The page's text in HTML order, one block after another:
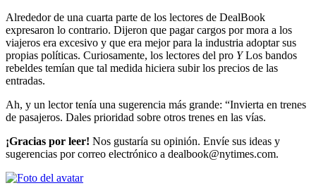
Alrededor de una cuarta parte de los lectores de DealBook
expresaron lo contrario. Dijeron que pagar cargos por mora a los
viajeros era excesivo y que era mejor para la industria adoptar sus
propias políticas. Curiosamente, los lectores del pro YLos bandos
rebeldes temían que tal medida hiciera subir los precios de las
entradas.
Ah, y un lector tenía una sugerencia más grande: “Invierta en trenes
de pasajeros. Dales prioridad sobre otros trenes en las vías.
¡Gracias por leer! Nos gustaría su opinión. Envíe sus ideas y
sugerencias por correo electrónico a dealbook@nytimes.com.